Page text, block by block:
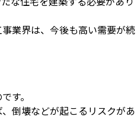
業界は、今後も高い需要が続
す。
倒壊などが起こるリスクがあ